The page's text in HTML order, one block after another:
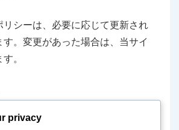
リシーは、必要に応じて更新され
す。変更があった場合は、当サイ
。
質問や懸念がある場合は、以下
privacy